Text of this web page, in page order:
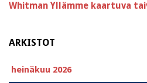
Whitman Yllämme kaartuva
ARKISTOT
heinäkuu 2026